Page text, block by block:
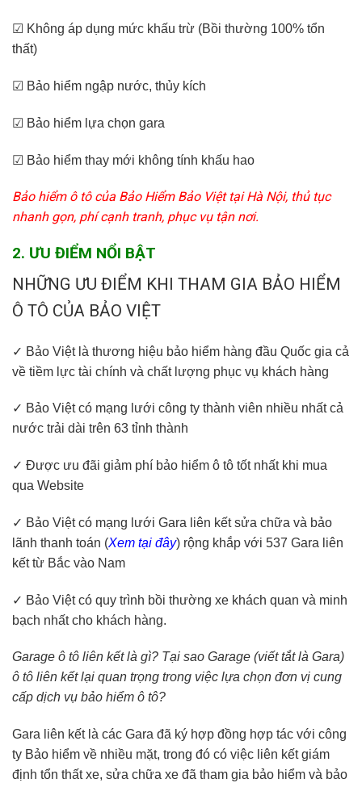
☑ Không áp dụng mức khấu trừ (Bồi thường 100% tổn
thất)
☑ Bảo hiểm ngập nước, thủy kích
☑ Bảo hiểm lựa chọn gara
☑ Bảo hiểm thay mới không tính khấu hao
Bảo hiểm ô tô của Bảo Hiểm Bảo Việt tại Hà Nội, thủ tục
nhanh gọn, phí cạnh tranh, phục vụ tận nơi.
2. ƯU ĐIỂM NỔI BẬT
NHỮNG ƯU ĐIỂM KHI THAM GIA BẢO HIỂM
Ô TÔ CỦA BẢO VIỆT
✓ Bảo Việt là thương hiệu bảo hiểm hàng đầu Quốc gia cả
về tiềm lực tài chính và chất lượng phục vụ khách hàng
✓ Bảo Việt có mạng lưới công ty thành viên nhiều nhất cả
nước trải dài trên 63 tỉnh thành
✓ Được ưu đãi giảm phí bảo hiểm ô tô tốt nhất khi mua
qua Website
✓ Bảo Việt có mạng lưới Gara liên kết sửa chữa và bảo
lãnh thanh toán (Xem tại đây) rộng khắp với 537 Gara liên
kết từ Bắc vào Nam
✓ Bảo Việt có quy trình bồi thường xe khách quan và minh
bạch nhất cho khách hàng.
Garage ô tô liên kết là gì? Tại sao Garage (viết tắt là Gara)
ô tô liên kết lại quan trọng trong việc lựa chọn đơn vị cung
cấp dịch vụ bảo hiểm ô tô?
Gara liên kết là các Gara đã ký hợp đồng hợp tác với công
ty Bảo hiểm về nhiều mặt, trong đó có việc liên kết giám
định tổn thất xe, sửa chữa xe đã tham gia bảo hiểm và bảo